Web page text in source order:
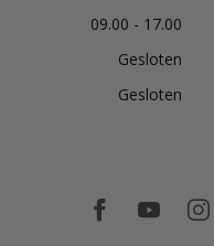
09.00 - 17.00
Gesloten
Gesloten